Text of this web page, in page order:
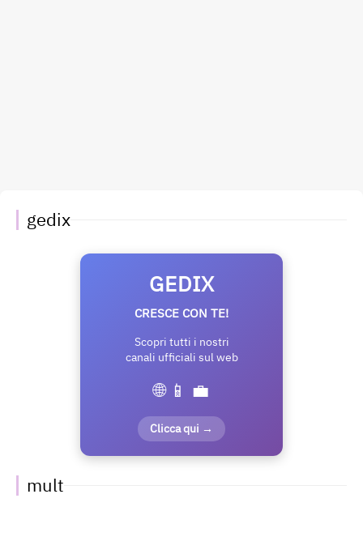
gedix
GEDIX
CRESCE CON TE!
Scopri tutti i nostri
canali ufficiali sul web
🌐 📱 💼
Clicca qui →
mult